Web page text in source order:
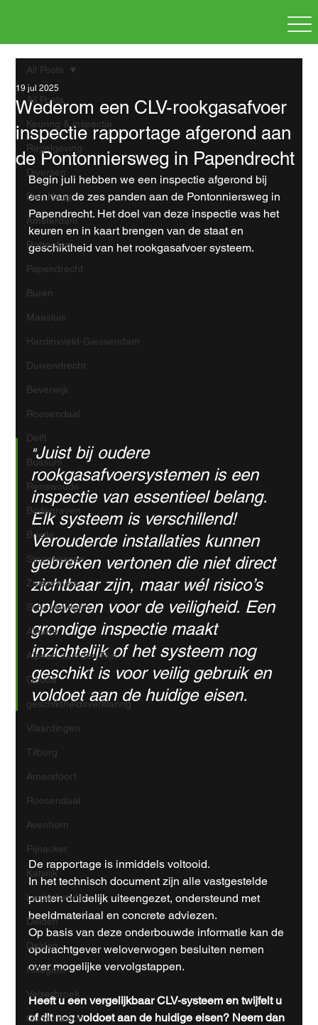
All Posts
Keuring & inspectie
Regelgeving
Diversen
Den Haag
Amsterdam
Rotterdam
Papendrecht
Buren
Maasluis
Hardinxveld-Giessendam
Duivendrecht
Beverwijk
Roosendaal
Delft
Bussum
Renswoude
Bodegraven
Brielle
Steenbergen
Zoetermeer
Scheveningen
Almere
Alphen aan den Rijn
Gouda
geschiktheidsverklaring
Vlaardingen
Tilburg
Amersfoort
Roosendaal
Avenhorn
Pijnacker
Katwijk
Leidschendam
Delden
Delden
Hillegom
Velserbroek
Oudenbosch
All Posts
Wederom een CLV-rookgasafvoer
inspectie rapportage afgerond aan
de Pontonniersweg in Papendrecht
19 jul 2025
Begin juli hebben we een inspectie afgerond bij
een van de zes panden aan de Pontonniersweg in
Papendrecht. Het doel van deze inspectie was het
keuren en in kaart brengen van de staat en
geschiktheid van het rookgasafvoer systeem.
"Juist bij oudere
rookgasafvoersystemen is een
inspectie van essentieel belang.
Elk systeem is verschillend!
Verouderde installaties kunnen
gebreken vertonen die niet direct
zichtbaar zijn, maar wél risico’s
opleveren voor de veiligheid. Een
grondige inspectie maakt
inzichtelijk of het systeem nog
geschikt is voor veilig gebruik en
voldoet aan de huidige eisen.
De rapportage is inmiddels voltooid.
In het technisch document zijn alle vastgestelde
punten duidelijk uiteengezet, ondersteund met
beeldmateriaal en concrete adviezen.
Op basis van deze onderbouwde informatie kan de
opdrachtgever weloverwogen besluiten nemen
over mogelijke vervolgstappen.
Heeft u een vergelijkbaar CLV-systeem en twijfelt u
of dit nog voldoet aan de huidige eisen? Neem dan